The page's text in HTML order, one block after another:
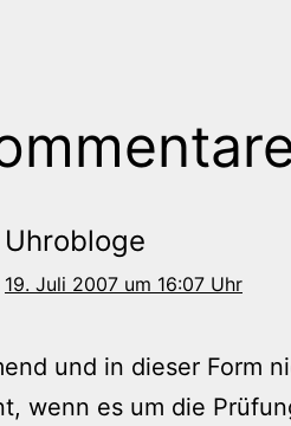
Uhrobloge
19. Juli 2007 um 16:07 Uhr
und in dieser Form
wenn es um die